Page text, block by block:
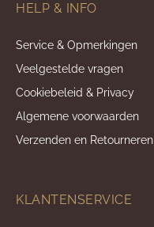
HELP & INFO
Service & Opmerkingen
Veelgestelde vragen
Cookiebeleid & Privacy
Algemene voorwaarden
Verzenden en Retourneren
KLANTENSERVICE